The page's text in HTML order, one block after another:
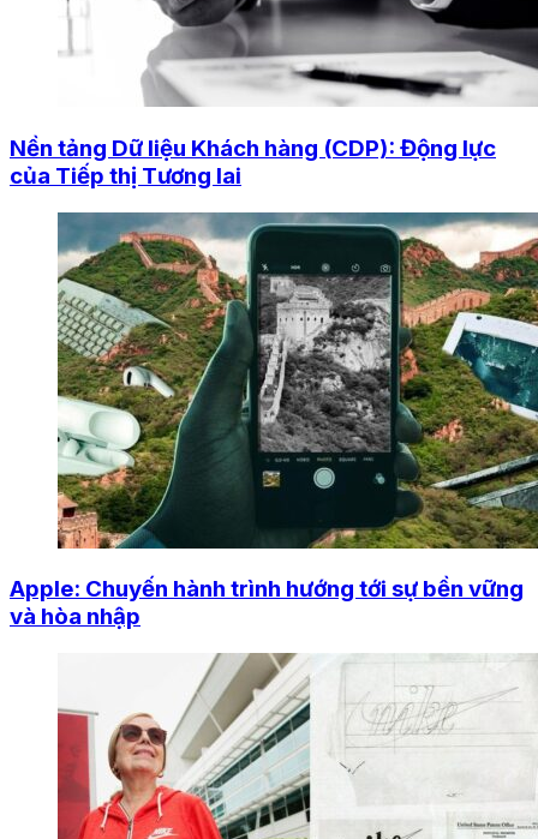
Nền tảng Dữ liệu Khách hàng (CDP): Động lực
của Tiếp thị Tương lai
Apple: Chuyến hành trình hướng tới sự bền vững
và hòa nhập